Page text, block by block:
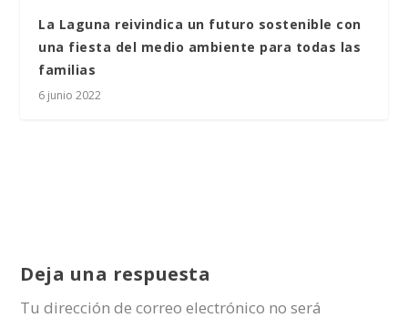
La Laguna reivindica un futuro sostenible con
una fiesta del medio ambiente para todas las
familias
6 junio 2022
Deja una respuesta
Tu dirección de correo electrónico no será